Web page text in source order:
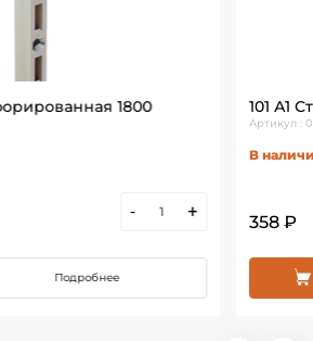
1800
- +
Подробнее
101 А1
Артикул :
В
358 ₽